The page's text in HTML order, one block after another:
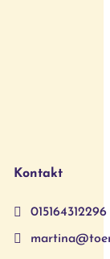
Kontakt
015164312296